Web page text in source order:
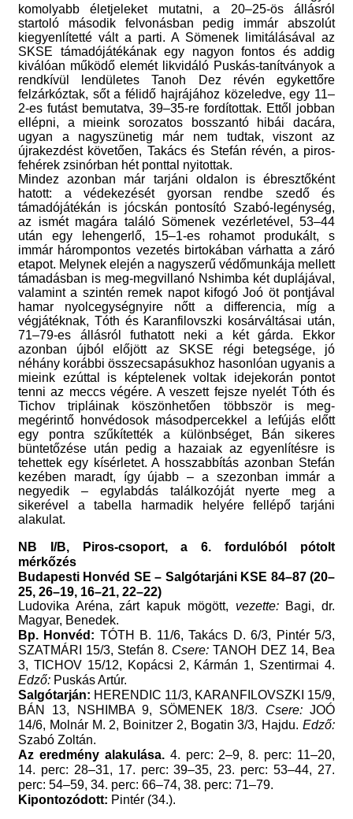
komolyabb életjeleket mutatni, a 20–25-ös állásról
startoló második felvonásban pedig immár abszolút
kiegyenlítetté vált a parti. A Sömenek limitálásával az
SKSE támadójátékának egy nagyon fontos és addig
kiválóan működő elemét likvidáló Puskás-tanítványok a
rendkívül lendületes Tanoh Dez révén egykettőre
felzárkóztak, sőt a félidő hajrájához közeledve, egy 11–
2-es futást bemutatva, 39–35-re fordítottak. Ettől jobban
ellépni, a mieink sorozatos bosszantó hibái dacára,
ugyan a nagyszünetig már nem tudtak, viszont az
újrakezdést követően, Takács és Stefán révén, a piros-
fehérek zsinórban hét ponttal nyitottak.
Mindez azonban már tarjáni oldalon is ébresztőként
hatott: a védekezését gyorsan rendbe szedő és
támadójátékán is jócskán pontosító Szabó-legénység,
az ismét magára találó Sömenek vezérletével, 53–44
után egy lehengerlő, 15–1-es rohamot produkált, s
immár hárompontos vezetés birtokában várhatta a záró
etapot. Melynek elején a nagyszerű védőmunkája mellett
támadásban is meg-megvillanó Nshimba két duplájával,
valamint a szintén remek napot kifogó Joó öt pontjával
hamar nyolcegységnyire nőtt a differencia, míg a
végjátéknak, Tóth és Karanfilovszki kosárváltásai után,
71–79-es állásról futhatott neki a két gárda. Ekkor
azonban újból előjött az SKSE régi betegsége, jó
néhány korábbi összecsapásukhoz hasonlóan ugyanis a
mieink ezúttal is képtelenek voltak idejekorán pontot
tenni az meccs végére. A veszett fejsze nyelét Tóth és
Tichov tripláinak köszönhetően többször is meg-
megérintő honvédosok másodpercekkel a lefújás előtt
egy pontra szűkítették a különbséget, Bán sikeres
büntetőzése után pedig a hazaiak az egyenlítésre is
tehettek egy kísérletet. A hosszabbítás azonban Stefán
kezében maradt, így újabb – a szezonban immár a
negyedik – egylabdás találkozóját nyerte meg a
sikerével a tabella harmadik helyére fellépő tarjáni
alakulat.
NB I/B, Piros-csoport, a 6. fordulóból pótolt
mérkőzés
Budapesti Honvéd SE – Salgótarjáni KSE 84–87 (20–
25, 26–19, 16–21, 22–22)
Ludovika Aréna, zárt kapuk mögött, vezette:Bagi, dr.
Magyar, Benedek.
Bp. Honvéd: TÓTH B. 11/6, Takács D. 6/3, Pintér 5/3,
SZATMÁRI 15/3, Stefán 8. Csere: TANOH DEZ 14, Bea
3, TICHOV 15/12, Kopácsi 2, Kármán 1, Szentirmai 4.
Edző: Puskás Artúr.
Salgótarján: HERENDIC 11/3, KARANFILOVSZKI 15/9,
BÁN 13, NSHIMBA 9, SÖMENEK 18/3. Csere:JOÓ
14/6, Molnár M. 2, Boinitzer 2, Bogatin 3/3, Hajdu. Edző:
Szabó Zoltán.
Az eredmény alakulása. 4. perc: 2–9, 8. perc: 11–20,
14. perc: 28–31, 17. perc: 39–35, 23. perc: 53–44, 27.
perc: 54–59, 34. perc: 66–74, 38. perc: 71–79.
Kipontozódott: Pintér (34.).